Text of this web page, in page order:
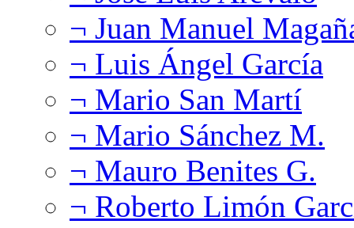
¬ Juan Manuel
¬ Luis Ángel García
¬ Mario San Martí
¬ Mario Sánchez M.
¬ Mauro Benites G.
¬ Roberto Limón